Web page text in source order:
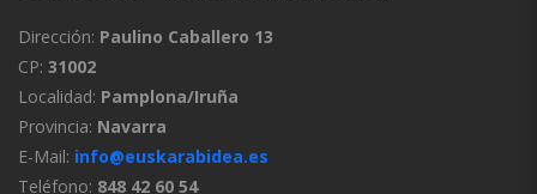
Dirección: Paulino Caballero 13
CP: 31002
Localidad: Pamplona/Iruña
Provincia: Navarra
E-Mail: info@euskarabidea.es
Teléfono: 848 42 60 54